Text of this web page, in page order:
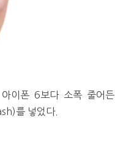
이폰 6보다 소폭 줄어든
를 넣었다.